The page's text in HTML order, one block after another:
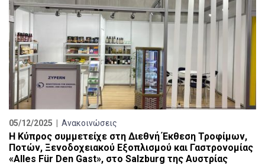
05/12/2025 | Ανακοινώσεις
Η Κύπρος συμμετείχε στη Διεθνή Έκθεση Τροφίμων,
Ποτών, Ξενοδοχειακού Εξοπλισμού και Γαστρονομίας
«Alles Für Den Gast», στο Salzburg της Αυστρίας